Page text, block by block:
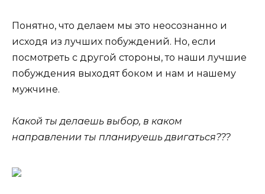
Понятно, что делаем мы это неосознанно и
исходя из лучших побуждений. Но, если
посмотреть с другой стороны, то наши лучшие
побуждения выходят боком и нам и нашему
мужчине.
Какой ты делаешь выбор, в каком
направлении ты планируешь двигаться???